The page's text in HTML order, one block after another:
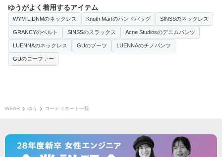
ゆうがよく着用するアイテム
WYM LIDNMのネックレス Knuth Marfのハンドバッグ SINSSのネックレス
GRANCYのベルト SINSSのスラックス Acne Studiosのデニムパンツ
LUENNAのネックレス GUのブーツ LUENNAのチノパンツ
GUのローファー
WEAR ゆう コーディネート一覧